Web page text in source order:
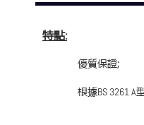
特點:
優質保證;
根據BS 3261 A